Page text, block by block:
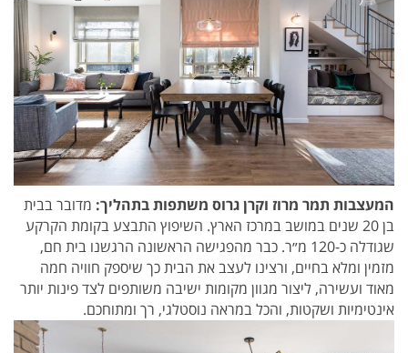
המעצבות תמר מרוז וקרן גרוס משתפות בתהליך: מדובר בבית
בן 20 שנים במושב במרכז הארץ. השיפוץ התבצע בקומת הקרקע
שגודלה כ-120 מ״ר. כבר מהפגישה הראשונה הרגשנו בית חם,
מזמין ומלא בחיים, ורצינו לעצב את הבית כך שיספק חוויה חמה
מאוד ועשירה, ליצור מגוון מקומות ישיבה משותפים לצד פינות יותר
אינטימיות ושקטות, והכל במראה נוסטלגי, רך ומתוחכם.